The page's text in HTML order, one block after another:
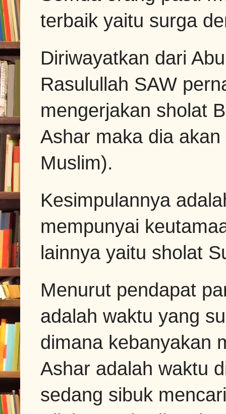
terbaik yaitu surga
Diriwayatkan dari
Rasulullah SAW
mengerjakan sholat
Ashar maka dia
Muslim).
Kesimpulannya
mempunyai
lainnya yaitu sholat
Menurut pendapat
adalah waktu yang
dimana kebanyakan
Ashar adalah waktu
sedang sibuk